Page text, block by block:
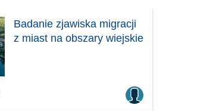
Badanie zjawiska migracji
z miast na obszary wiejskie